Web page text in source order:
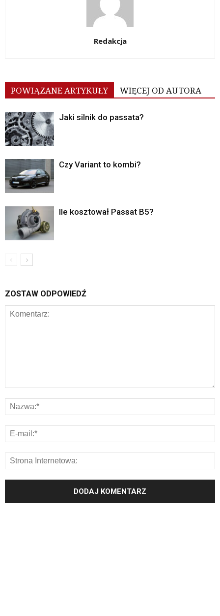
Redakcja
POWIĄZANE ARTYKUŁY WIĘCEJ OD AUTORA
Jaki silnik do passata?
Czy Variant to kombi?
Ile kosztował Passat B5?
ZOSTAW ODPOWIEDŹ